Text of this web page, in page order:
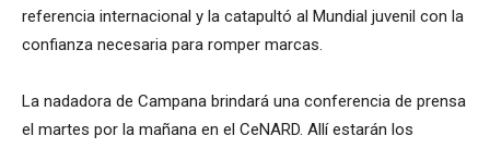
referencia internacional y la catapultó al Mundial juvenil con la
confianza necesaria para romper marcas.
La nadadora de Campana brindará una conferencia de prensa
el martes por la mañana en el CeNARD. Allí estarán los